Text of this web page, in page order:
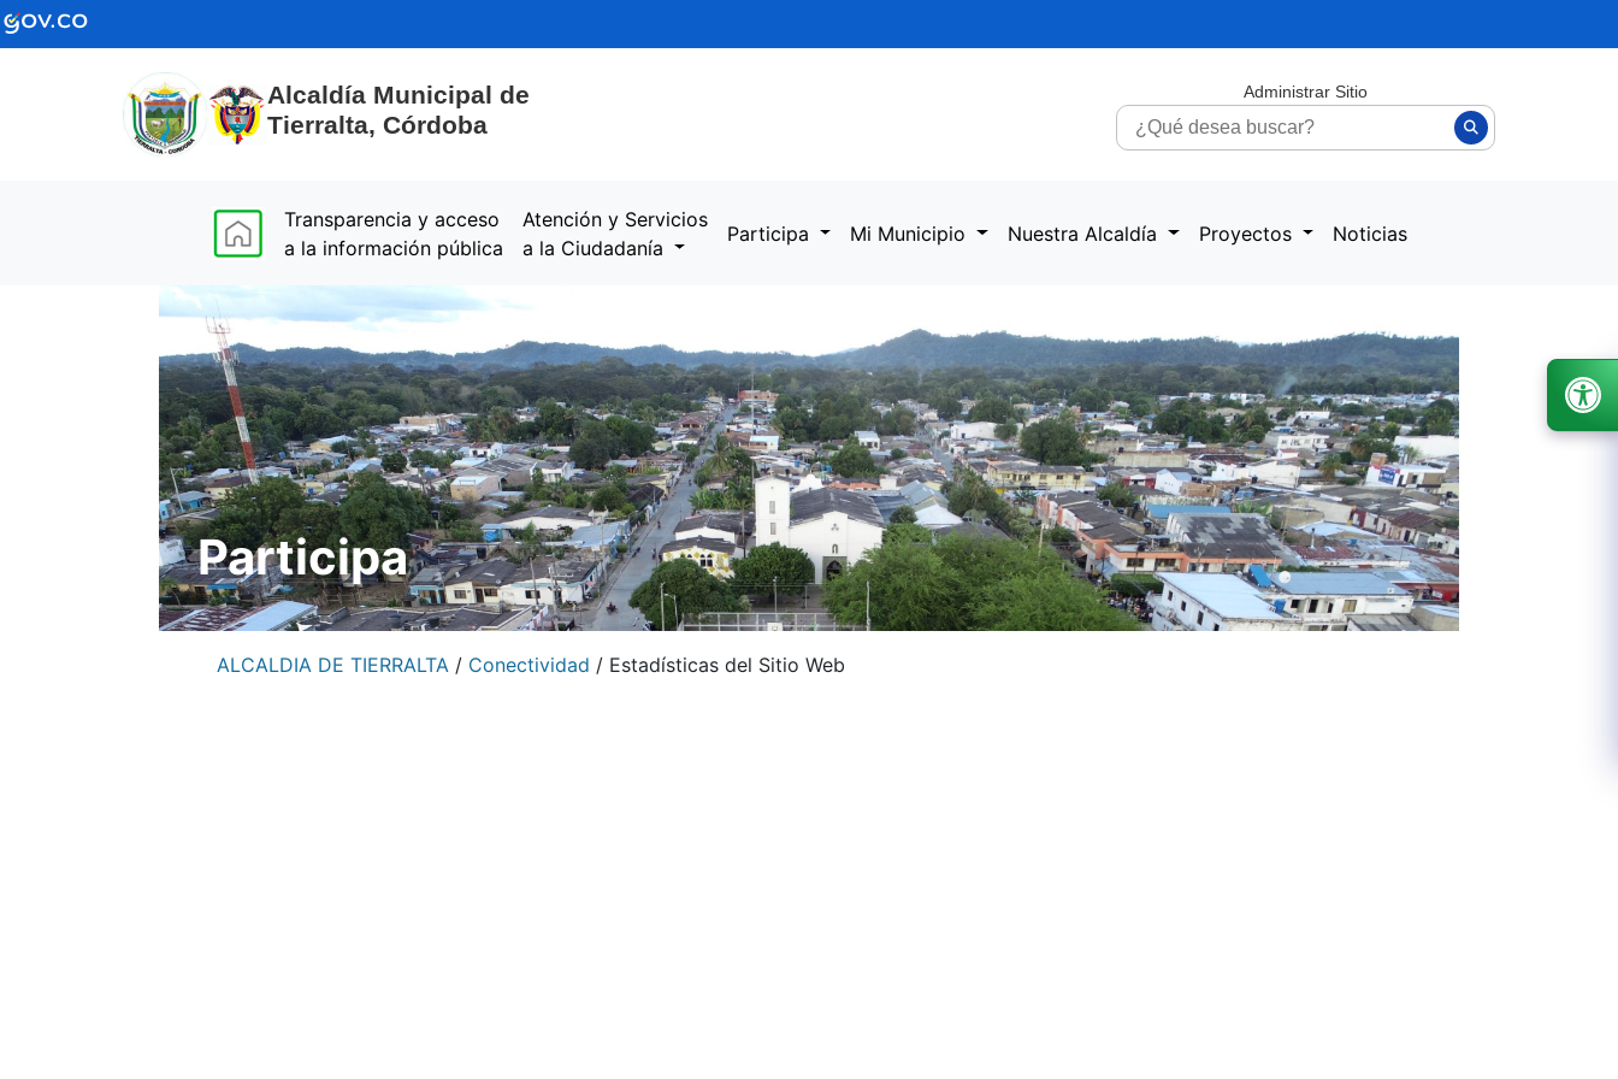
Alcaldía Municipal de
Tierralta, Córdoba
Administrar Sitio
(current)
Transparencia y acceso
a la información pública
Atención y Servicios
a la Ciudadanía
Participa Mi Municipio Nuestra Alcaldía Proyectos Noticias
Participa
ALCALDIA DE TIERRALTA / Conectividad / Estadísticas del Sitio Web